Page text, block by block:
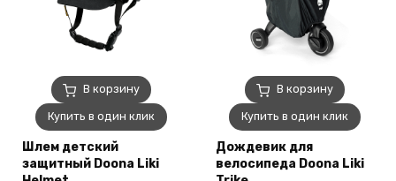
В корзину
Купить в один клик
Шлем детский
защитный Doona Liki
В корзину
Купить в один клик
Дождевик для
велосипеда Doona Liki